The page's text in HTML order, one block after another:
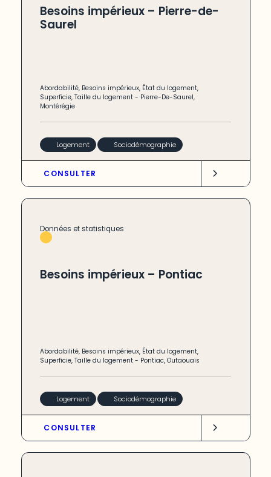
Besoins impérieux – Pierre-de-
Saurel
Abordabilité, Besoins impérieux, État du logement,
Superficie,Taille du logement - Pierre-De-Saurel,
Montérégie
Logement Sociodémographie
CONSULTER
Données et statistiques
Besoins impérieux – Pontiac
Abordabilité, Besoins impérieux, État du logement,
Superficie,Taille du logement - Pontiac,Outaouais
Logement Sociodémographie
CONSULTER